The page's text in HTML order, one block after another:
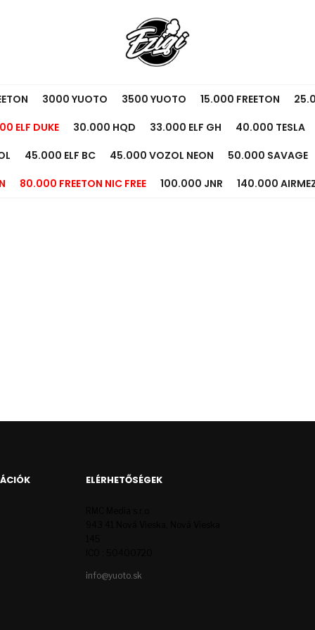
3000 YUOTO 3500 YUOTO 15.000 FREETON
ELF DUKE 30.000 HQD 33.000 ELF GH 40.000 TESLA
45.000 ELF BC 45.000 VOZOL NEON 50.000 SAVAGE
80.000 FREETON NIC FREE 100.000 JNR 140.000
ELÉRHETŐSÉGEK
info@yuoto.sk